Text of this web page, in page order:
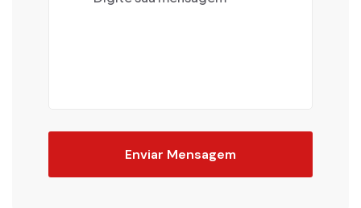
Enviar Mensagem